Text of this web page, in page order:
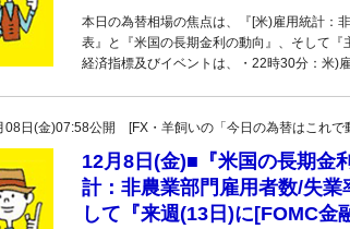
本日の為替相場の焦点は、『[米)雇用統計：
表』と『米国の長期金利の動向』、そして
経済指標及びイベントは、・22時30分：米)
08日(金)07:58公開 [FX・羊飼いの「今日の為替はこれで
12月8日(金)■『米国の長期金
計：非農業部門雇用者数/失
して『来週(13日)に[FOMC金